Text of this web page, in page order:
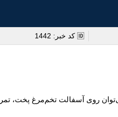
🆔 کد خبر: 1442
روی آسفالت تخم‌مرغ پخت،